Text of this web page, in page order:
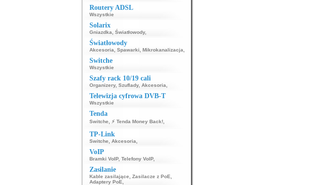
Routery ADSL
Wszystkie
Solarix
Gniazdka Światłowody,
Światłowody
Akcesoria Spawarki Mikrokanalizacja
Switche
Wszystkie
Szafy rack 10/19 cali
Organizery, Szuflady, Akcesoria
Telewizja cyfrowa DVB-T
Wszystkie
Tenda
Switche ⚡ Tenda Money Back!,
TP-Link
Switche Akcesoria
VoIP
Bramki VoIP, Telefony VoIP,
Zasilanie
Kable zasilające Zasilacze z PoE
Adaptery PoE